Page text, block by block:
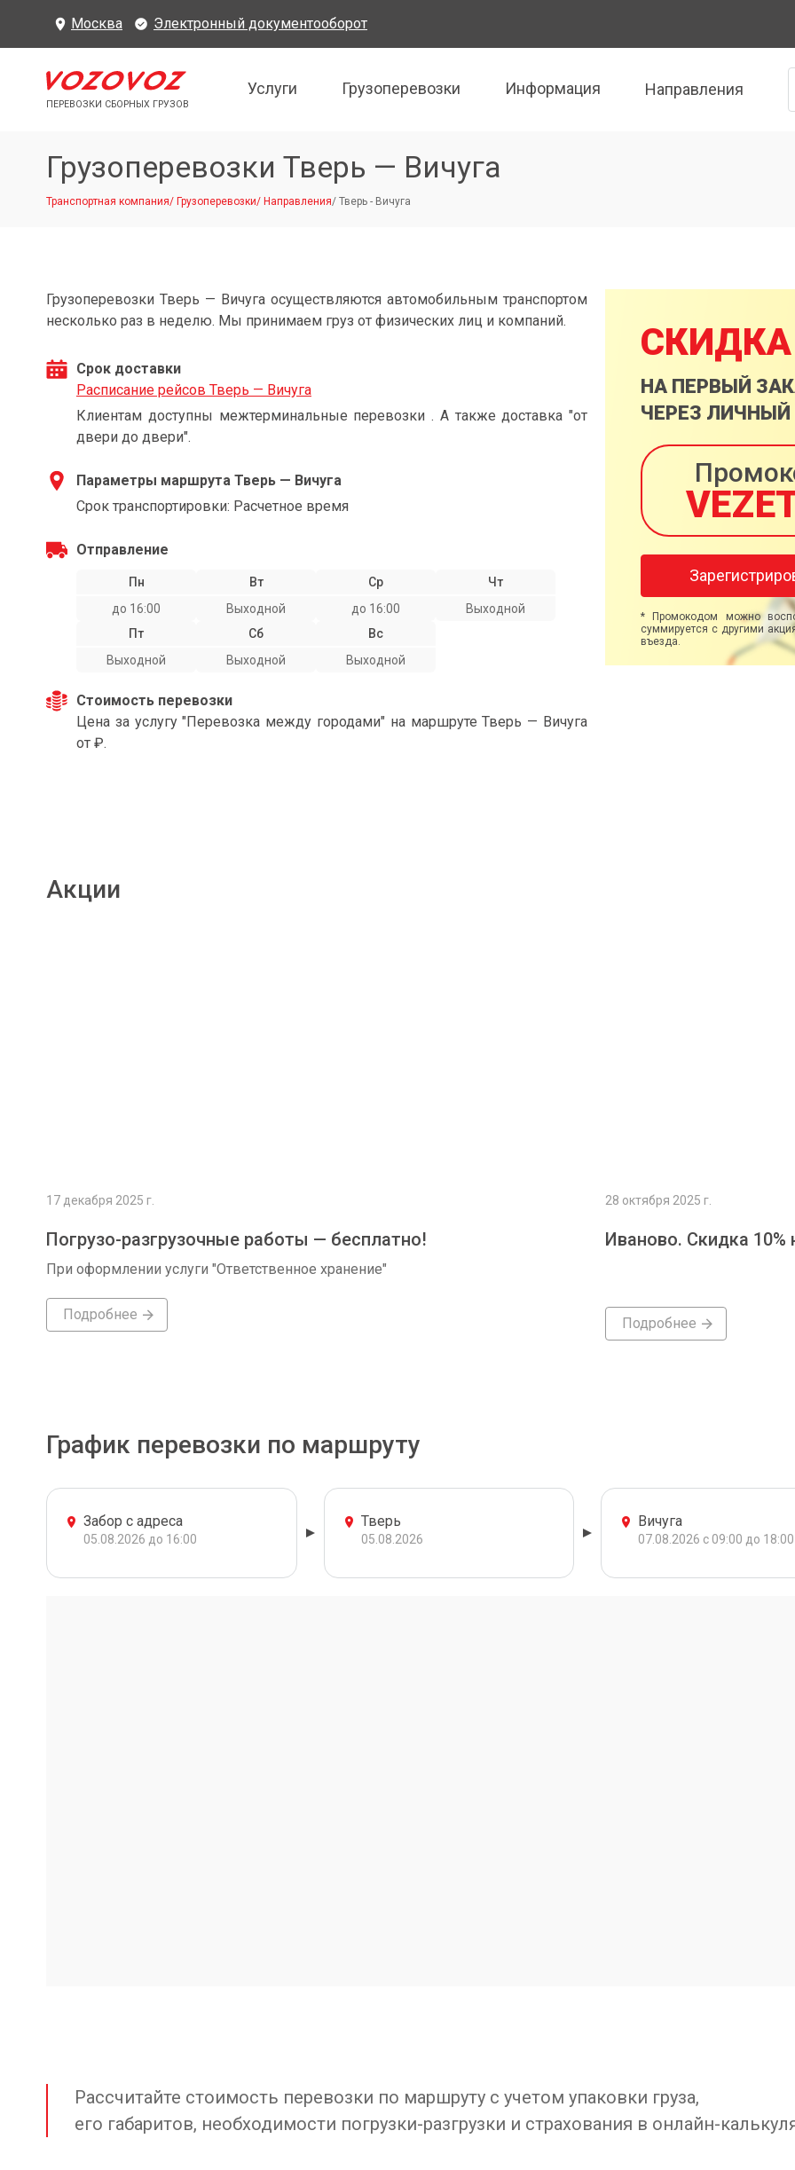
Москва Электронный документооборот
ПЕРЕВОЗКИ СБОРНЫХ ГРУЗОВ
Услуги Грузоперевозки Информация Направления
Грузоперевозки Тверь — Вичуга
Транспортная компания/ Грузоперевозки/ Направления/ Тверь - Вичуга
Грузоперевозки Тверь — Вичуга осуществляются автомобильным транспортом
несколько раз в неделю. Мы принимаем груз от физических лиц и компаний.
Срок доставки
Расписание рейсов Тверь — Вичуга
Клиентам доступны межтерминальные перевозки . А также доставка "от
двери до двери".
Параметры маршрута Тверь — Вичуга
Срок транспортировки: Расчетное время
Отправление
Пн
до 16:00
Вт
Выходной
Ср
до 16:00
Чт
Выходной
Пт
Выходной
Сб
Выходной
Вс
Выходной
Стоимость перевозки
Цена за услугу "Перевозка между городами" на маршруте Тверь — Вичуга
от ₽.
СКИДКА
НА ПЕРВЫЙ
ЧЕРЕЗ ЛИЧНЫЙ
* Промокодом можно
суммируется с другими
въезда.
Акции
17 декабря 2025 г.
Погрузо-разгрузочные работы — бесплатно!
При оформлении услуги "Ответственное хранение"
Подробнее
28 октября 2025 г.
Иваново. Скидка 10%
Подробнее
График перевозки по маршруту
Забор с адреса
05.08.2026 до 16:00
Тверь
05.08.2026
Вичуга
07.08.2026 с 09:00 до 18:00
Рассчитайте стоимость перевозки по маршруту с учетом упаковки груза,
его габаритов, необходимости погрузки-разгрузки и страхования в онлайн-